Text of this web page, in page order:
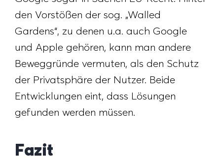
den Vorstößen der sog. „Walled
Gardens“, zu denen u.a. auch Google
und Apple gehören, kann man andere
Beweggründe vermuten, als den Schutz
der Privatsphäre der Nutzer. Beide
Entwicklungen eint, dass Lösungen
gefunden werden müssen.
Fazit